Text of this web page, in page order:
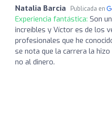
Natalia Barcia Publicada en
Experiencia fantástica: Son
increíbles y Víctor es de los
profesionales que he
se nota que la carrera la
no al dinero.